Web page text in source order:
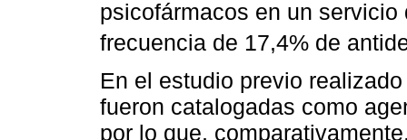
psicofármacos en un
frecuencia de 17,4% de
En el estudio previo
fueron catalogadas como
por lo que,